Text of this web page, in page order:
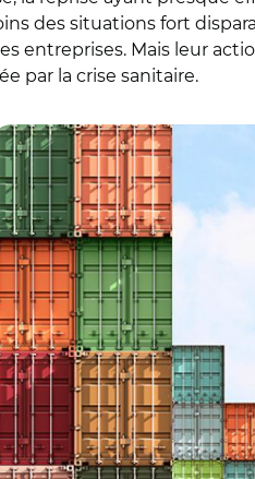
des situations fort
entreprises. Mais leur
par la crise sanitaire.